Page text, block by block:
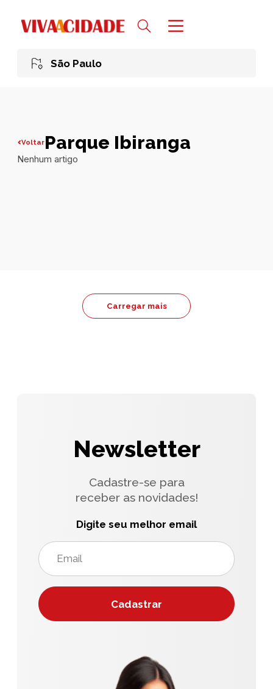
São Paulo
VoltarParque Ibiranga
Nenhum artigo
Carregar mais
Newsletter
Cadastre-se para
receber as novidades!
Digite seu melhor email